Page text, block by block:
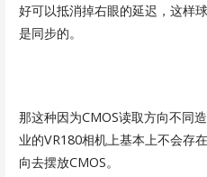
好可以抵消掉右眼的延迟，这样
是同步的。
那这种因为CMOS读取方向不同
业的VR180相机上基本上不会存
向去摆放CMOS。